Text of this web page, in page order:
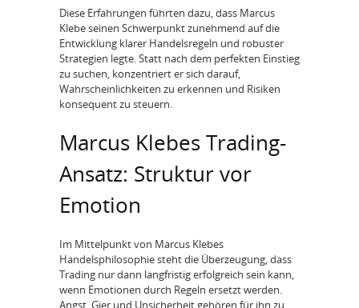
Diese Erfahrungen führten dazu, dass Marcus
Klebe seinen Schwerpunkt zunehmend auf die
Entwicklung klarer Handelsregeln und robuster
Strategien legte. Statt nach dem perfekten Einstieg
zu suchen, konzentriert er sich darauf,
Wahrscheinlichkeiten zu erkennen und Risiken
konsequent zu steuern.
Marcus Klebes Trading-
Ansatz: Struktur vor
Emotion
Im Mittelpunkt von Marcus Klebes
Handelsphilosophie steht die Überzeugung, dass
Trading nur dann langfristig erfolgreich sein kann,
wenn Emotionen durch Regeln ersetzt werden.
Angst, Gier und Unsicherheit gehören für ihn zu